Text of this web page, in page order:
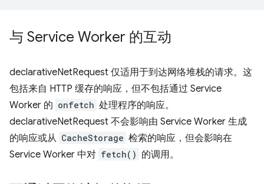
与 Service Worker 的互动
declarativeNetRequest 仅适用于到达网络堆栈的请求。这
包括来自 HTTP 缓存的响应，但不包括通过 Service
Worker 的 onfetch 处理程序的响应。
declarativeNetRequest 不会影响由 Service Worker 生成
的响应或从 CacheStorage 检索的响应，但会影响在
Service Worker 中对 fetch() 的调用。